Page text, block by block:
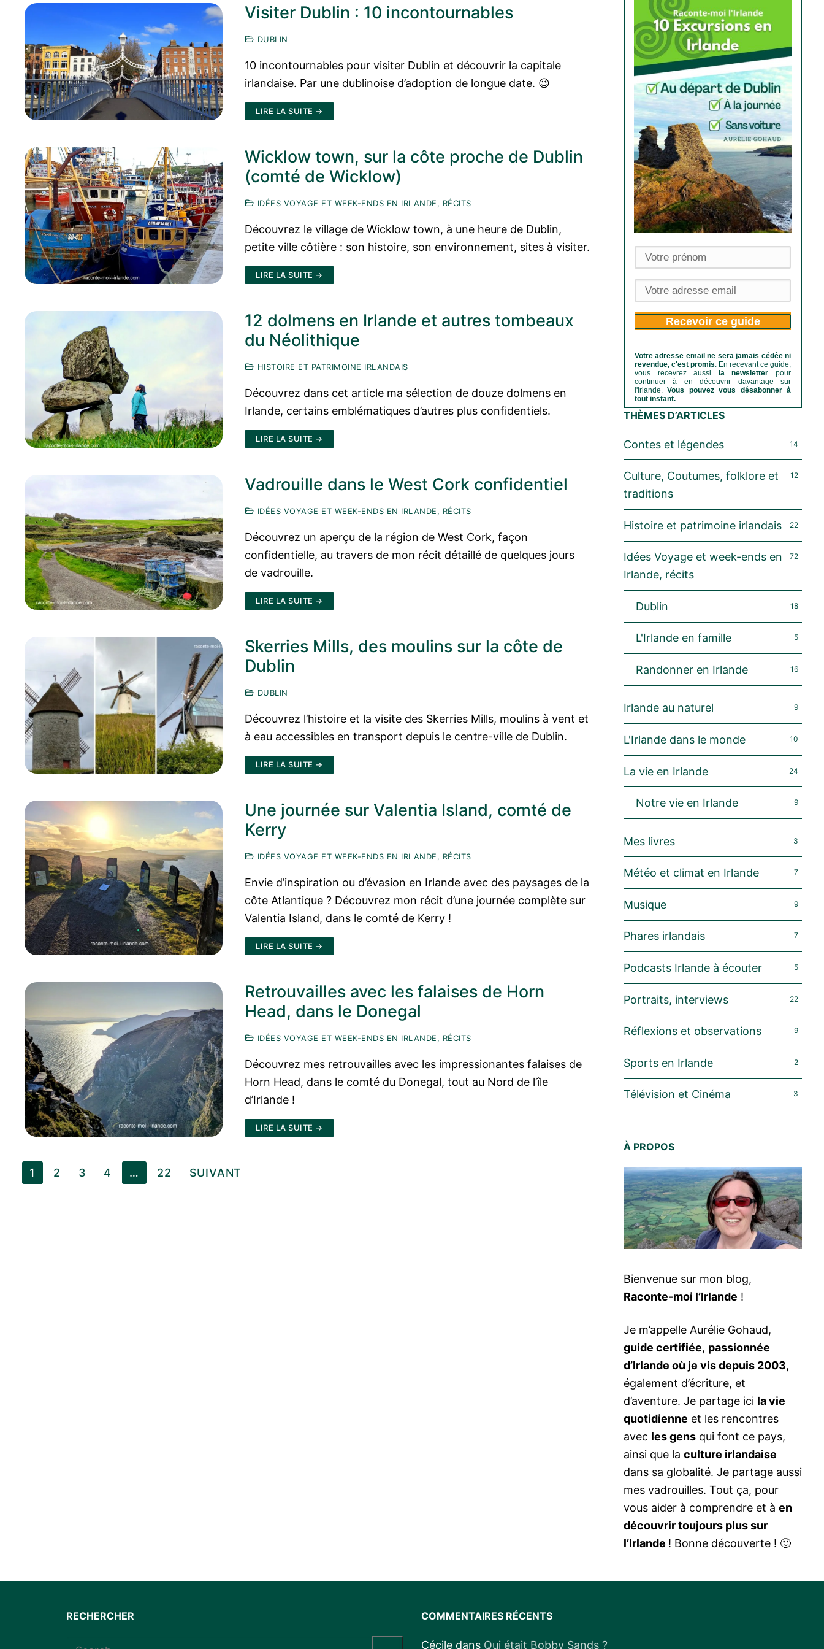
Visiter Dublin : 10 incontournables
DUBLIN
10 incontournables pour visiter Dublin et découvrir la capitale
irlandaise. Par une dublinoise d’adoption de longue date. 😉
LIRE LA SUITE →
Wicklow town, sur la côte proche de Dublin
(comté de Wicklow)
IDÉES VOYAGE ET WEEK-ENDS EN IRLANDE, RÉCITS
Découvrez le village de Wicklow town, à une heure de Dublin,
petite ville côtière : son histoire, son environnement, sites à visiter.
LIRE LA SUITE →
12 dolmens en Irlande et autres tombeaux
du Néolithique
HISTOIRE ET PATRIMOINE IRLANDAIS
Découvrez dans cet article ma sélection de douze dolmens en
Irlande, certains emblématiques d’autres plus confidentiels.
LIRE LA SUITE →
Vadrouille dans le West Cork confidentiel
IDÉES VOYAGE ET WEEK-ENDS EN IRLANDE, RÉCITS
Découvrez un aperçu de la région de West Cork, façon
confidentielle, au travers de mon récit détaillé de quelques jours
de vadrouille.
LIRE LA SUITE →
Skerries Mills, des moulins sur la côte de
Dublin
DUBLIN
Découvrez l’histoire et la visite des Skerries Mills, moulins à vent et
à eau accessibles en transport depuis le centre-ville de Dublin.
LIRE LA SUITE →
Une journée sur Valentia Island, comté de
Kerry
IDÉES VOYAGE ET WEEK-ENDS EN IRLANDE, RÉCITS
Envie d’inspiration ou d’évasion en Irlande avec des paysages de la
côte Atlantique ? Découvrez mon récit d’une journée complète sur
Valentia Island, dans le comté de Kerry !
LIRE LA SUITE →
Retrouvailles avec les falaises de Horn
Head, dans le Donegal
IDÉES VOYAGE ET WEEK-ENDS EN IRLANDE, RÉCITS
Découvrez mes retrouvailles avec les impressionantes falaises de
Horn Head, dans le comté du Donegal, tout au Nord de l’île
d’Irlande !
LIRE LA SUITE →
Pagination
1 2 3 4 … 22 SUIVANT
Recevoir ce guide
Votre adresse email ne sera jamais cédée ni
revendue, c'est promis . En recevant ce guide,
vous recevrez aussi la newsletter pour
continuer à en découvrir davantage sur
l'Irlande.
Vous pouvez vous désabonner à
tout instant.
THÈMES D’ARTICLES
Contes et légendes 14
Culture, Coutumes, folklore et
traditions
12
Histoire et patrimoine irlandais 22
Idées Voyage et week-ends en
Irlande, récits
72
Dublin 18
L'Irlande en famille 5
Randonner en Irlande 16
Irlande au naturel 9
L'Irlande dans le monde 10
La vie en Irlande 24
Notre vie en Irlande 9
Mes livres 3
Météo et climat en Irlande 7
Musique 9
Phares irlandais 7
Podcasts Irlande à écouter 5
Portraits, interviews 22
Réflexions et observations 9
Sports en Irlande 2
Télévision et Cinéma 3
À PROPOS
Bienvenue sur mon blog,
Raconte-moi l’Irlande !
Je m’appelle Aurélie Gohaud,
guide certifiée, passionnée
d’Irlande où je vis depuis 2003,
également d’écriture, et
d’aventure. Je partage ici la vie
quotidienne et les rencontres
avec les gens qui font ce pays,
ainsi que la culture irlandaise
dans sa globalité. Je partage aussi
mes vadrouilles. Tout ça, pour
vous aider à comprendre et à en
découvrir toujours plus sur
l’Irlande ! Bonne découverte ! 🙂
RECHERCHER
Rechercher
COMMENTAIRES RÉCENTS
Cécile dans Qui était Bobby Sands ?